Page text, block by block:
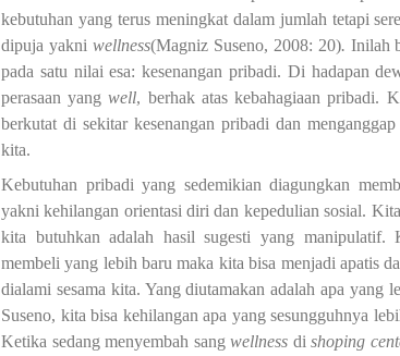
kebutuhan yang terus meningkat dalam jumlah tetapi
dipuja yakni wellness(Magniz Suseno, 2008: 20). Inilah
pada satu nilai esa:kesenangan pribadi. Di hadapan
perasaan yangwell, berhak atas kebahagiaan pribadi.
berkutat di sekitar kesenangan pribadi dan
kita.
Kebutuhan pribadi yang sedemikian diagungkan
yakni kehilangan orientasi diri dan kepedulian sosial.
kita butuhkan adalah hasil sugesti yang manipulatif.
membeli yang lebih baru maka kita bisa menjadi apatis
dialami sesama kita. Yang diutamakan adalah apa yang
Suseno, kita bisa kehilangan apa yang sesungguhnya
Ketika sedang menyembah sang wellness di shoping